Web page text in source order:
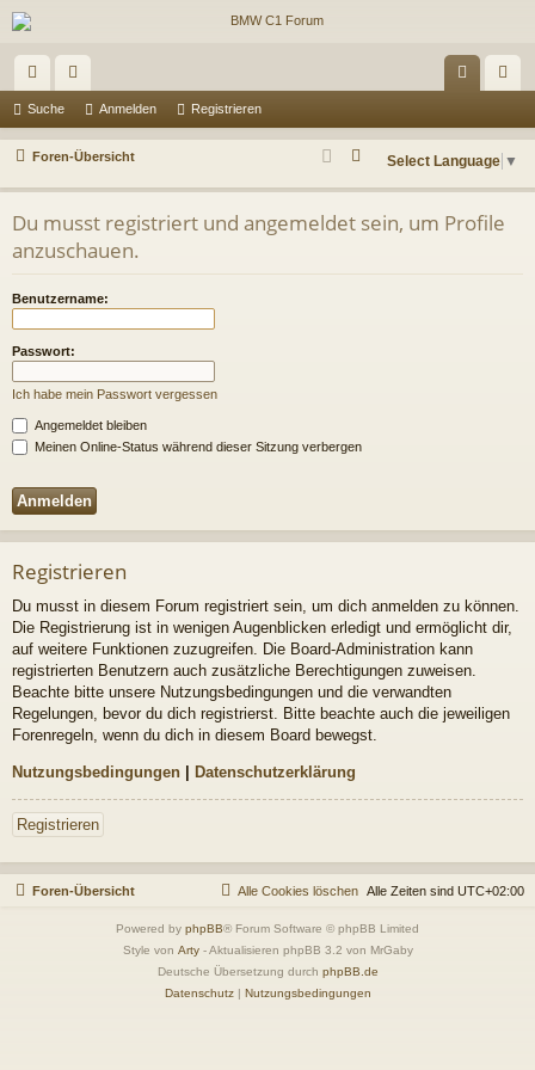
ch
ne
ug
riff
en m
de
ist
re
Suche Anmelden Registrieren
Foren-Übersicht Select Language ▼
h
Du musst registriert und angemeldet sein, um Profile
anzuschauen.
Benutzername:
Passwort:
Ich habe mein Passwort vergessen
Angemeldet bleiben
Meinen Online-Status während dieser Sitzung verbergen
Registrieren
Du musst in diesem Forum registriert sein, um dich anmelden zu können.
Die Registrierung ist in wenigen Augenblicken erledigt und ermöglicht dir,
auf weitere Funktionen zuzugreifen. Die Board-Administration kann
registrierten Benutzern auch zusätzliche Berechtigungen zuweisen.
Beachte bitte unsere Nutzungsbedingungen und die verwandten
Regelungen, bevor du dich registrierst. Bitte beachte auch die jeweiligen
Forenregeln, wenn du dich in diesem Board bewegst.
Nutzungsbedingungen | Datenschutzerklärung
Registrieren
Foren-Übersicht Alle Zeiten sind UTC+02:00
Alle Cookies löschen
Powered by phpBB® Forum Software © phpBB Limited
Style von Arty- Aktualisieren phpBB 3.2 von MrGaby
Deutsche Übersetzung durch phpBB.de
Datenschutz| Nutzungsbedingungen